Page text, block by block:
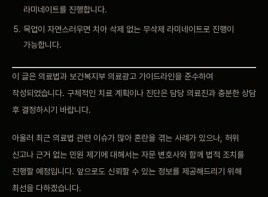
라미네이트를 진행합니다.
목업이 자연스러우면 치아 삭제 없는 무삭제 라미네이트로 진행이
가능합니다.
이 글은 의료법과 보건복지부 의료광고 가이드라인을 준수하여
작성되었습니다. 구체적인 치료 계획이나 진단은 담당 의료진과 충분한 상담
후 결정하시기 바랍니다.
아울러 최근 의료법 관련 이슈가 많아 혼란을 겪는 사례가 있으나, 허위
신고나 근거 없는 민원 제기에 대해서는 자문 변호사와 함께 법적 조치를
진행할 예정입니다. 앞으로도 신뢰할 수 있는 정보를 제공해드리기 위해
최선을 다하겠습니다.